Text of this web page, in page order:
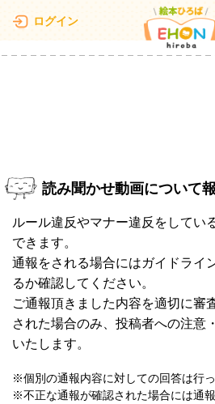
ログイン
読み聞かせ動画について
ルール違反やマナー違反をしてい
できます。
通報をされる場合にはガイドライ
るか確認してください。
ご通報頂きました内容を適切に審
された場合のみ、投稿者への注意
いたします。
※個別の通報内容に対しての回答は行っ
※不正な通報が確認された場合には通